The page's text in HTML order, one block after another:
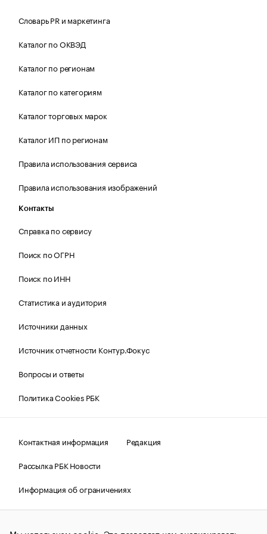
Словарь PR и маркетинга
Каталог по ОКВЭД
Каталог по регионам
Каталог по категориям
Каталог торговых марок
Каталог ИП по регионам
Правила использования сервиса
Правила использования изображений
Контакты
Справка по сервису
Поиск по ОГРН
Поиск по ИНН
Статистика и аудитория
Источники данных
Источник отчетности Контур.Фокус
Вопросы и ответы
Политика Cookies РБК
Контактная информация
Редакция
Рассылка РБК Новости
Информация об ограничениях
Правовая информация
О соблюдении авторских прав